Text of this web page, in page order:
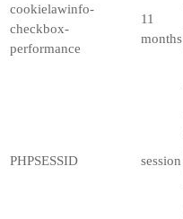
cookielawinfo-
checkbox-
performance
11
months
PHPSESSID session